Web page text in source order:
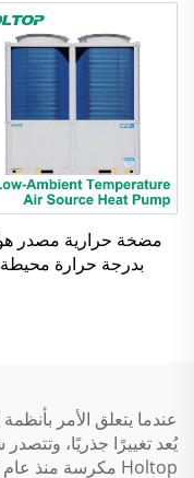
مضخة حرارية مصدر
بدرجة حرارة محيطة
عندما يتعلق الأمر